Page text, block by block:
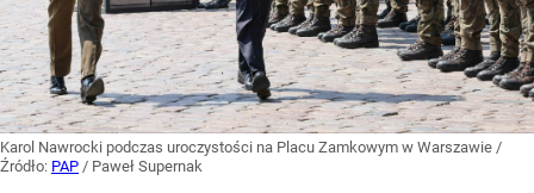
Karol Nawrocki podczas uroczystości na Placu Zamkowym w Warszawie /
Źródło: PAP / Paweł Supernak